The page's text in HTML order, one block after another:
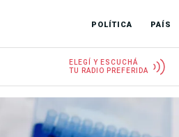
POLÍTICA PAÍS
ELEGÍ Y ESCUCHÁ
TU RADIO PREFERIDA